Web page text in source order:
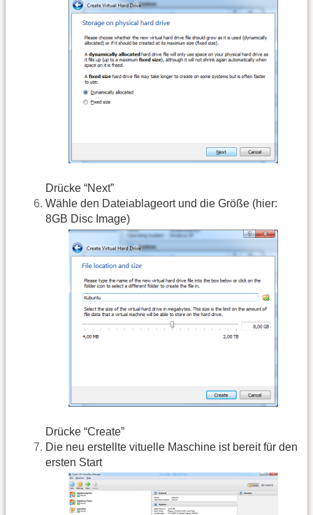
Drücke “Next”
Wähle den Dateiablageort und die Größe (hier:
8GB Disc Image)
Drücke “Create”
Die neu erstellte vituelle Maschine ist bereit für den
ersten Start